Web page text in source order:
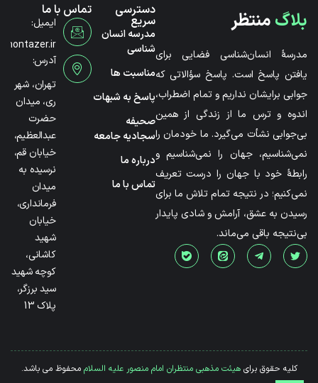
بلاگمنتظر
مدرسۀ انسان‌شناسی فضایی برای
یافتن پاسخ است. پاسخ سؤالاتی که
جوابی برایشان نداریم و تمام اضطراب،
اندوه و ترس ما از زندگی از همین
بی‌جوابی نشأت می‌گیرد. ما خودمان را
نمی‌شناسیم، جهان را نمی‌شناسیم و
رابطۀ خود با جهان را درست تعریف
نمی‌کنیم؛ در نتیجه تمام تلاش ما برای
رسیدن به عشق، آرامش و شادی پایدار
بی‌نتیجه باقی می‌ماند.
دسترسی
سریع
مدرسه انسان
شناسی
مناسبت ها
پاسخ به شبهات
صحیفه
سجادیه جامعه
درباره ما
تماس با ما
تماس با ما
ایمیل:
آدرس:
تهران، شهر
ری، میدان
حضرت
عبدالعظیم،
خیابان قم،
نرسیده به
میدان
فرمانداری،
خیابان
شهید
کاشانی،
کوچه شهید
سید برزگر،
پلاک 13
کلیه حقوق برایهیئت مذهبی منتظران امام منصور علیه السلاممحفوظ می باشد.